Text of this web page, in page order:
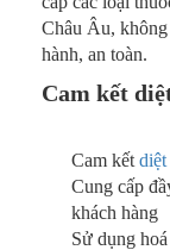
Châu Âu,
hành, an toàn.
Cam kết
Cam kết diệt
Cung cấp
khách hàng
Sử dụng